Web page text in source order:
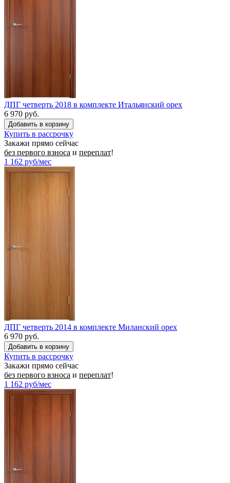
ДПГ четверть 2018 в комплекте Итальянский орех
6 970 руб.
Купить в рассрочку
Закажи прямо сейчас
без первого взноса и переплат!
1 162 руб/мес
ДПГ четверть 2014 в комплекте Миланский орех
6 970 руб.
Купить в рассрочку
Закажи прямо сейчас
без первого взноса и переплат!
1 162 руб/мес